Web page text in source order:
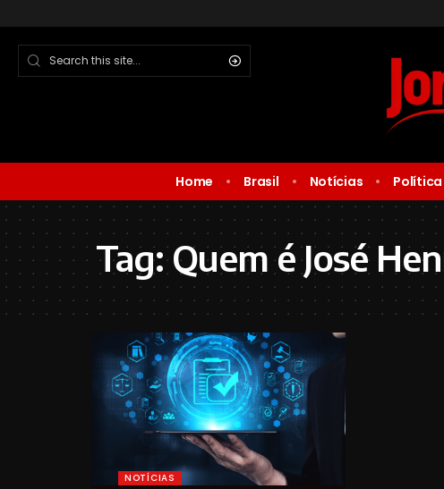
Home Brasil Notícias Política
Tag:Quem é José
NOTÍCIAS